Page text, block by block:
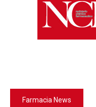
Farmacia News